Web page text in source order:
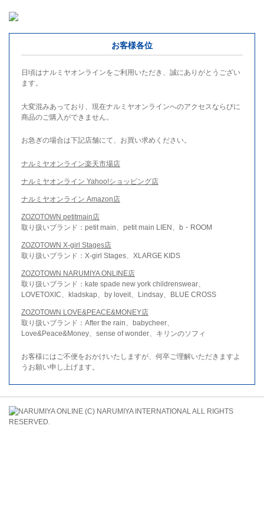
お客様各位
日頃はナルミヤオンラインをご利用いただき、誠にありがとうござい
ます。
大変混みあっており、現在ナルミヤオンラインへのアクセスならびに
商品のご購入ができません。
お急ぎの場合は下記店舗にて、お買い求めください。
ナルミヤオンライン楽天市場店
ナルミヤオンライン Yahoo!ショッピング店
ナルミヤオンライン Amazon店
ZOZOTOWN petitmain店
取り扱いブランド：petit main、petit main LIEN、b・ROOM
ZOZOTOWN X-girl Stages店
取り扱いブランド：X-girl Stages、XLARGE KIDS
ZOZOTOWN NARUMIYA ONLINE店
取り扱いブランド：kate spade new york childrenswear、
LOVETOXIC、kladskap、by loveit、Lindsay、BLUE CROSS
ZOZOTOWN LOVE&PEACE&MONEY店
取り扱いブランド：After the rain、babycheer、
Love&Peace&Money、sense of wonder、キリンのソフィ
お客様にはご不便をおかけいたしますが、何卒ご理解いただきますよ
うお願い申し上げます。